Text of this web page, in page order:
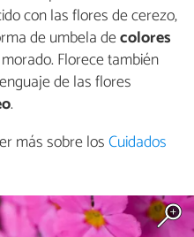
con las flores de cerezo,
de umbela decolores
Florece también
de las flores
.
más sobre losCuidados